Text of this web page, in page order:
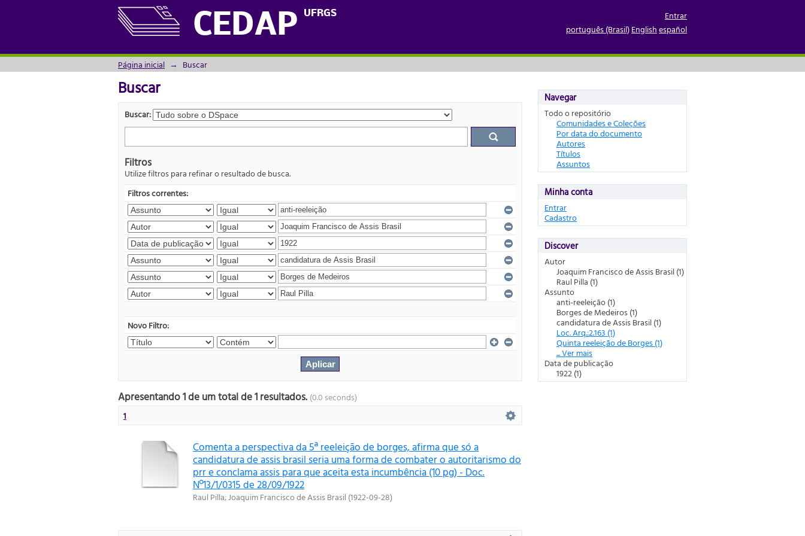
CEDAP UFRGS
Buscar
Entrar
português (Brasil)Englishespañol
Página inicial → Buscar
Buscar
Buscar:
Filtros
Utilize filtros para refinar o resultado de busca.
Filtros correntes:
Novo Filtro:
Apresentando 1 de um total de 1 resultados. (0.0 seconds)
1
Comenta a perspectiva da 5ª reeleição de borges, afirma que só a
candidatura de assis brasil seria uma forma de combater o autoritarismo do
prr e conclama assis para que aceita esta incumbência (10 pg) - Doc.
Nº13/1/0315 de 28/09/1922
Raul Pilla;Joaquim Francisco de Assis Brasil(1922-09-28)
Navegar
Todo o repositório
Comunidades e Coleções
Por data do documento
Autores
Títulos
Assuntos
Minha conta
Entrar
Cadastro
Discover
Autor
Joaquim Francisco de Assis Brasil (1)
Raul Pilla (1)
Assunto
anti-reeleição (1)
Borges de Medeiros (1)
candidatura de Assis Brasil (1)
Loc. Arq.:2.163 (1)
Quinta reeleição de Borges (1)
... Ver mais
Data de publicação
1922 (1)